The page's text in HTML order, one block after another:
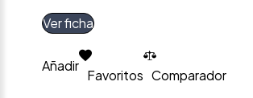
Ver ficha
Añadir
Favoritos Comparador